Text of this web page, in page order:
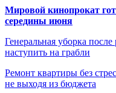
Мировой кинопрокат
середины июня
Генеральная уборка
наступить на грабли
Ремонт квартиры без
не выходя из бюджета